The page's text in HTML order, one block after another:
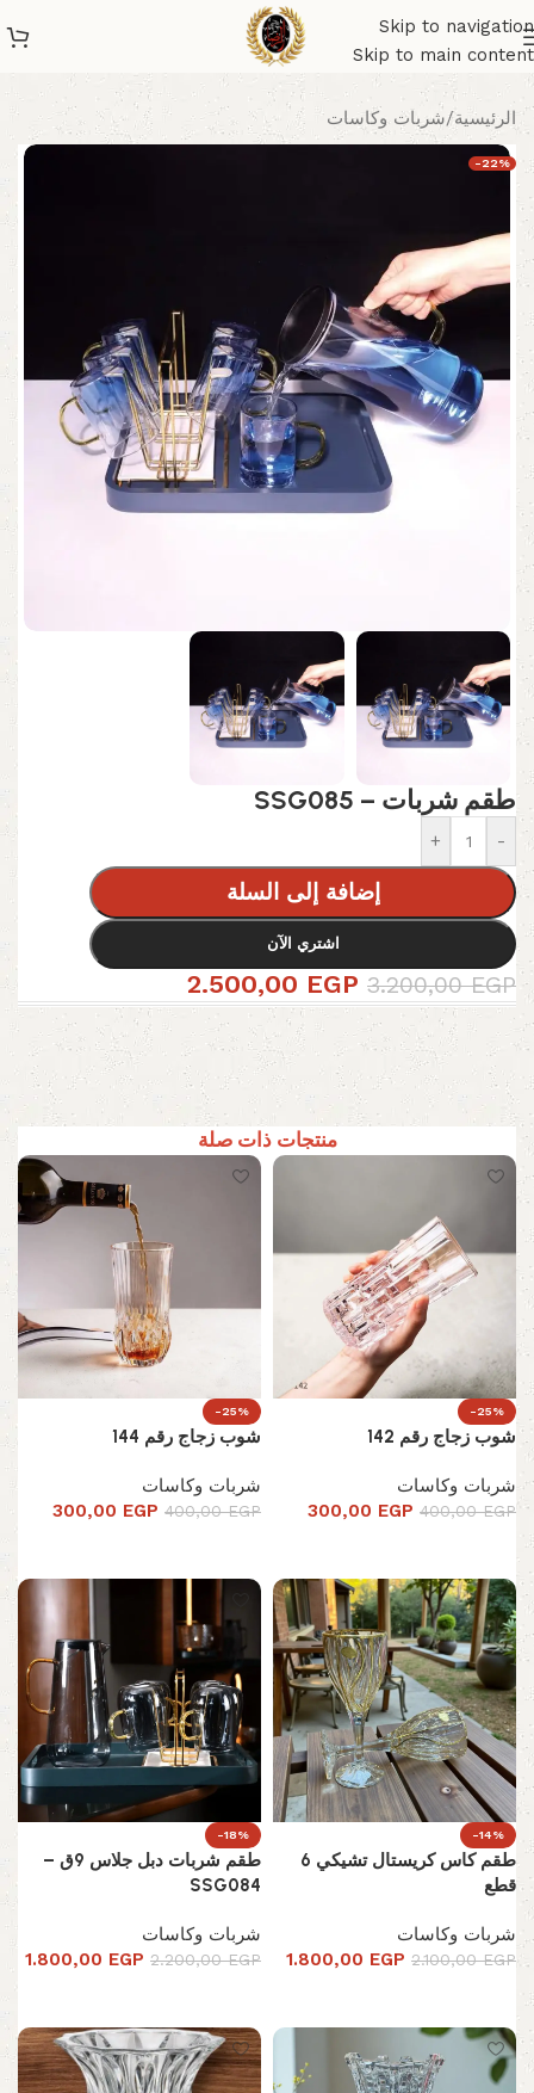
Skip to navigation
Skip to main content
الرئيسية/شربات وكاسات
-22%
طقم شربات – SSG085
-
+
إضافة إلى السلة
اشتري الآن
3.200,00EGP
2.500,00 EGP
منتجات ذات صلة
-25%
شوب زجاج رقم 142
شربات وكاسات
400,00EGP
300,00 EGP
-25%
شوب زجاج رقم 144
شربات وكاسات
400,00EGP
300,00 EGP
-14%
طقم كاس كريستال تشيكي 6
قطع
شربات وكاسات
2.100,00EGP
1.800,00 EGP
-18%
طقم شربات دبل جلاس 9ق –
SSG084
شربات وكاسات
2.200,00EGP
1.800,00 EGP